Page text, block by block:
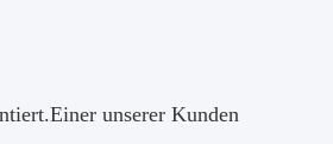
unserer Kunden